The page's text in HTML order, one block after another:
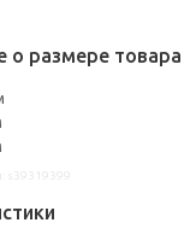
о размере товара